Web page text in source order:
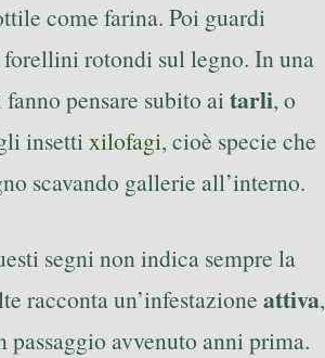
come farina. Poi guardi
rotondi sul legno. In una
pensare subito aitarli, o
insettixilofagi, cioè specie che
scavando gallerie all’interno.
segni non indica sempre la
racconta un’infestazione attiva,
passaggio avvenuto anni prima.